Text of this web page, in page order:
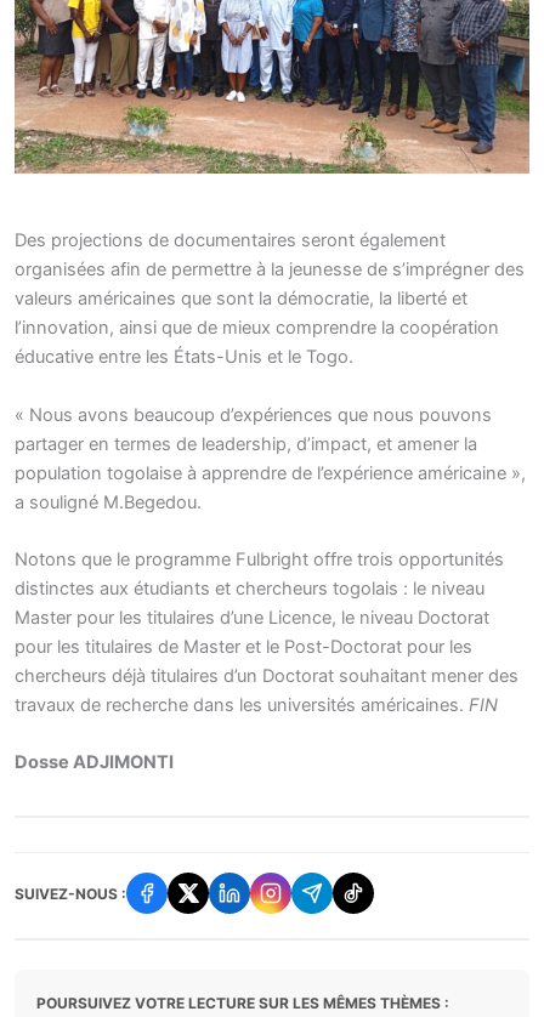
Des projections de documentaires seront également
organisées afin de permettre à la jeunesse de s’imprégner des
valeurs américaines que sont la démocratie, la liberté et
l’innovation, ainsi que de mieux comprendre la coopération
éducative entre les États-Unis et le Togo.
« Nous avons beaucoup d’expériences que nous pouvons
partager en termes de leadership, d’impact, et amener la
population togolaise à apprendre de l’expérience américaine »,
a souligné M.Begedou.
Notons que le programme Fulbright offre trois opportunités
distinctes aux étudiants et chercheurs togolais : le niveau
Master pour les titulaires d’une Licence, le niveau Doctorat
pour les titulaires de Master et le Post-Doctorat pour les
chercheurs déjà titulaires d’un Doctorat souhaitant mener des
travaux de recherche dans les universités américaines. FIN
Dosse ADJIMONTI
SUIVEZ-NOUS :
POURSUIVEZ VOTRE LECTURE SUR LES MÊMES THÈMES :